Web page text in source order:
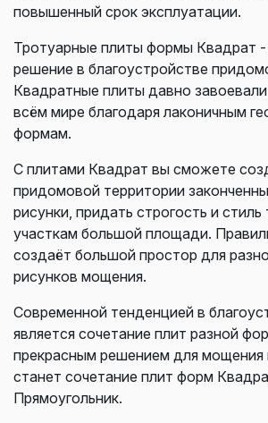
повышенный срок эксплуатации.
Тротуарные плиты формы Квадрат -
решение в благоустройстве
Квадратные плиты давно
всём мире благодаря лаконичным
формам.
С плитами Квадрат вы сможете
придомовой территории
рисунки, придать строгость и
участкам большой площади.
создаёт большой простор для
рисунков мощения.
Современной тенденцией в
является сочетание плит разной
прекрасным решением для мощения
станет сочетание плит форм
Прямоугольник.